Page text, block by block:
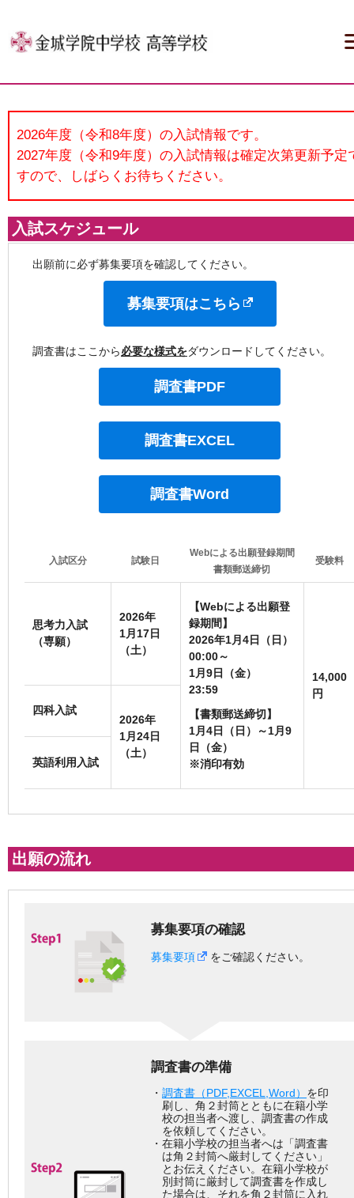
2026年度（令和8年度）の入試情報です。
2027年度（令和9年度）の入試情報は確定次第更新予定
すので、しばらくお待ちください。
入試スケジュール
出願前に必ず募集要項を確認してください。
募集要項はこちら
調査書はここから必要な様式をダウンロードしてください。
調査書PDF
調査書EXCEL
調査書Word
入試区分 試験日
Webによる出願登録期間
書類郵送締切
受験料
思考力入試
（専願）
2026年
1月17日
（土）
【Webによる出願登
録期間】
2026年1月4日（日）
00:00～
1月9日（金）
23:59
【書類郵送締切】
1月4日（日）～1月9
日（金）
※消印有効
14,000
円
四科入試
2026年
1月24日
（土）
英語利用入試
出願の流れ
募集要項の確認
募集要項 をご確認ください。
調査書の準備
・ 調査書（PDF,EXCEL,Word） を印
刷し、角２封筒とともに在籍小学
校の担当者へ渡し、調査書の作成
を依頼してください。
・在籍小学校の担当者へは「調査書
は角２封筒へ厳封してください」
とお伝えください。在籍小学校が
別封筒に厳封して調査書を作成し
た場合は、それを角２封筒に入れ